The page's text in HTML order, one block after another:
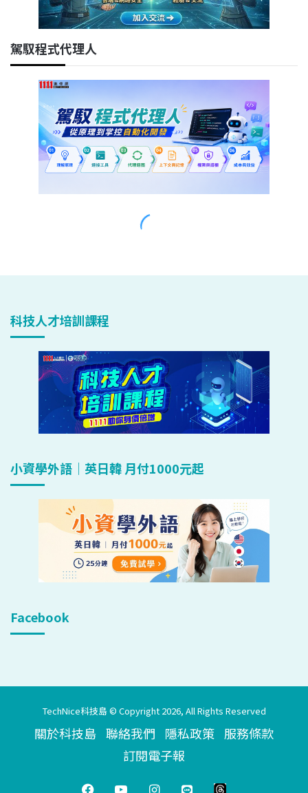
科技人才培訓課程
小資學外語｜英日韓 月付1000元起
Facebook
TechNice科技島 © Copyright 2026, All Rights Reserved
關於科技島 聯絡我們 隱私政策 服務條款
訂閱電子報